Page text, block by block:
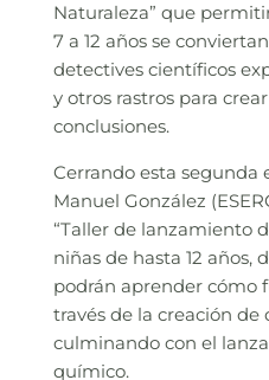
Naturaleza” que
7 a 12 años se
detectives científicos
y otros rastros para
conclusiones.
Cerrando esta segunda
Manuel González
“Taller de lanzamiento
niñas de hasta 12 años,
podrán aprender cómo
través de la creación de
culminando con el
químico.